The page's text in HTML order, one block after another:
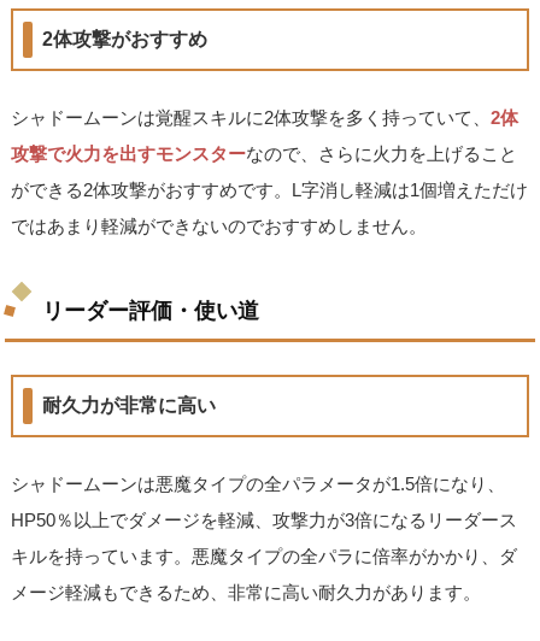
2体攻撃がおすすめ
シャドームーンは覚醒スキルに2体攻撃を多く持っていて、2体
攻撃で火力を出すモンスターなので、さらに火力を上げること
ができる2体攻撃がおすすめです。L字消し軽減は1個増えただけ
ではあまり軽減ができないのでおすすめしません。
リーダー評価・使い道
耐久力が非常に高い
シャドームーンは悪魔タイプの全パラメータが1.5倍になり、
HP50％以上でダメージを軽減、攻撃力が3倍になるリーダース
キルを持っています。悪魔タイプの全パラに倍率がかかり、ダ
メージ軽減もできるため、非常に高い耐久力があります。